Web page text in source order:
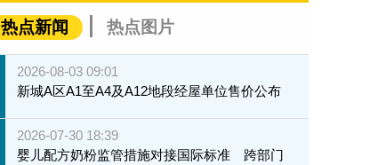
热点新闻 热点图片
2026-08-03 09:01
新城A区A1至A4及A12地段经屋单位售价公布
2026-07-30 18:39
婴儿配方奶粉监管措施对接国际标准 跨部门